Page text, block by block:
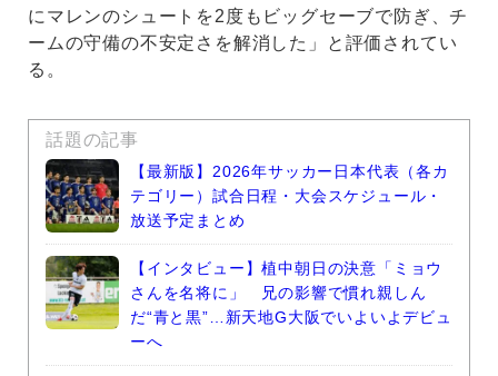
にマレンのシュートを2度もビッグセーブで防ぎ、チ
ームの守備の不安定さを解消した」と評価されてい
る。
話題の記事
【最新版】2026年サッカー日本代表（各カ
テゴリー）試合日程・大会スケジュール・
放送予定まとめ
【インタビュー】植中朝日の決意「ミョウ
さんを名将に」 兄の影響で慣れ親しん
だ“青と黒”…新天地G大阪でいよいよデビュ
ーへ